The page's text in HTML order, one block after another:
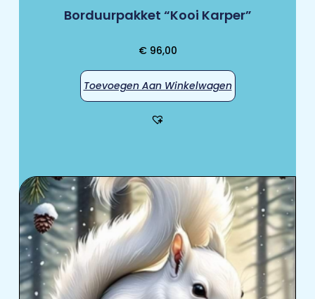
Borduurpakket “Kooi Karper”
€96,00
Toevoegen Aan Winkelwagen